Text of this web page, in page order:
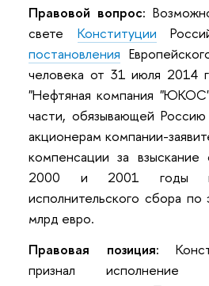
Правовой вопрос:
свете Конституции
постановления
человека от 31 июля 2014
"Нефтяная компания
части, обязывающей
акционерам компании-
компенсации за
2000 и 2001 годы
исполнительского сбора
млрд евро.
Правовая позиция:
признал